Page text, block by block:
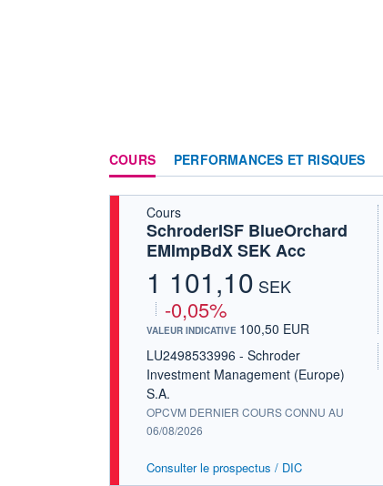
COURS PERFORMANCES ET RISQUES
Cours
SchroderISF BlueOrchard
EMImpBdX SEK Acc
1 101,10 SEK
-0,05%
VALEUR INDICATIVE 100,50 EUR
LU2498533996 - Schroder
Investment Management (Europe)
S.A.
OPCVM DERNIER COURS CONNU AU
06/08/2026
Consulter le prospectus / DIC